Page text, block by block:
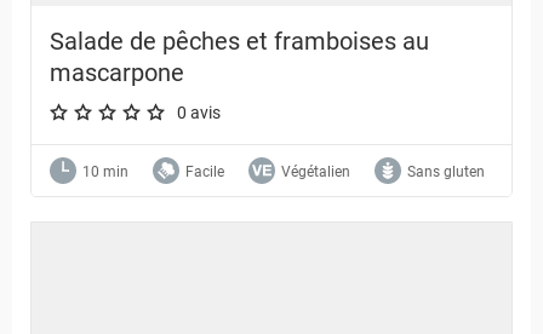
Salade de pêches et framboises au
mascarpone
A star rating of 0 out of 5.
0 avis
10 min Facile Végétalien Sans gluten